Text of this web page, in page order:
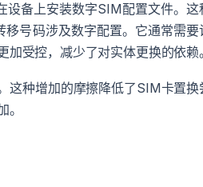
设备上安装数字SIM配置文件。这
号码涉及数字配置。它通常需要
受控，减少了对实体更换的依赖。
这种增加的摩擦降低了SIM卡置换